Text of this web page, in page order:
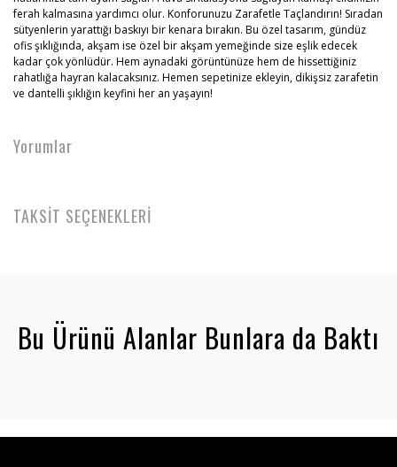
ferah kalmasına yardımcı olur. Konforunuzu Zarafetle Taçlandırın! Sıradan
sütyenlerin yarattığı baskıyı bir kenara bırakın. Bu özel tasarım, gündüz
ofis şıklığında, akşam ise özel bir akşam yemeğinde size eşlik edecek
kadar çok yönlüdür. Hem aynadaki görüntünüze hem de hissettiğiniz
rahatlığa hayran kalacaksınız. Hemen sepetinize ekleyin, dikişsiz zarafetin
ve dantelli şıklığın keyfini her an yaşayın!
Yorumlar
TAKSİT SEÇENEKLERİ
Bu Ürünü Alanlar Bunlara da Baktı